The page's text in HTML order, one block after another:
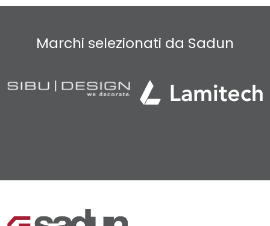
Marchi selezionati da Sadun